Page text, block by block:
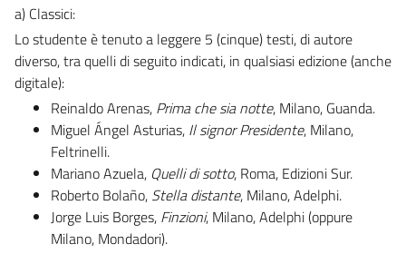
a) Classici:
Lo studente è tenuto a leggere 5 (cinque) testi, di autore
diverso, tra quelli di seguito indicati, in qualsiasi edizione (anche
digitale):
Reinaldo Arenas, Prima che sia notte, Milano, Guanda.
Miguel Ángel Asturias, Il signor Presidente, Milano,
Feltrinelli.
Mariano Azuela, Quelli di sotto, Roma, Edizioni Sur.
Roberto Bolaño, Stella distante, Milano, Adelphi.
Jorge Luis Borges, Finzioni, Milano, Adelphi (oppure
Milano, Mondadori).